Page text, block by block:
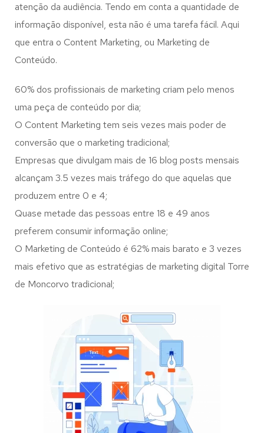
atenção da audiência. Tendo em conta a quantidade de
informação disponível, esta não é uma tarefa fácil. Aqui
que entra o Content Marketing, ou Marketing de
Conteúdo.
60% dos profissionais de marketing criam pelo menos
uma peça de conteúdo por dia;
O Content Marketing tem seis vezes mais poder de
conversão que o marketing tradicional;
Empresas que divulgam mais de 16 blog posts mensais
alcançam 3.5 vezes mais tráfego do que aquelas que
produzem entre 0 e 4;
Quase metade das pessoas entre 18 e 49 anos
preferem consumir informação online;
O Marketing de Conteúdo é 62% mais barato e 3 vezes
mais efetivo que as estratégias de marketing digital Torre
de Moncorvo tradicional;